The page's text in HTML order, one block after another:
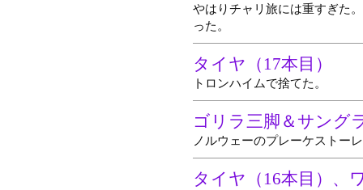
やはりチャリ旅には重すぎた
った。
タイヤ（17本目）
トロンハイムで捨てた。
ゴリラ三脚＆サング
ノルウェーのプレーケストー
タイヤ（16本目）、